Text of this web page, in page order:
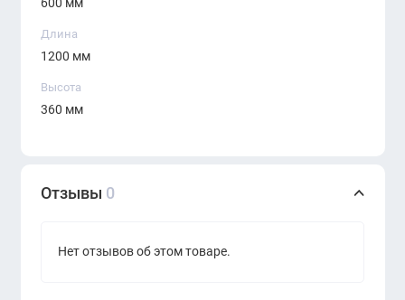
600 мм
Длина
1200 мм
Высота
360 мм
Отзывы 0
Нет отзывов об этом товаре.